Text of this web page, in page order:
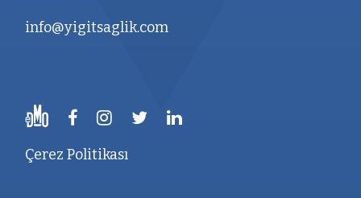
info@yigitsaglik.com
Çerez Politikası